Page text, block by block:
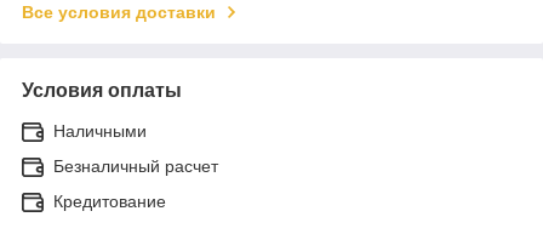
Все условия доставки
Условия оплаты
Наличными
Безналичный расчет
Кредитование